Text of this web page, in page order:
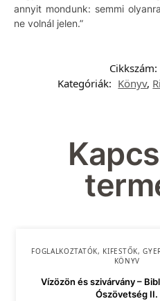
annyit mondunk: semmi
ne volnál jelen.”
Cikkszám:
Kategóriák: Könyv,
FOGLALKOZTATÓK, KIFESTŐK,
KÖNYV
Vízözön és szivárvány –
Ószövetség II.